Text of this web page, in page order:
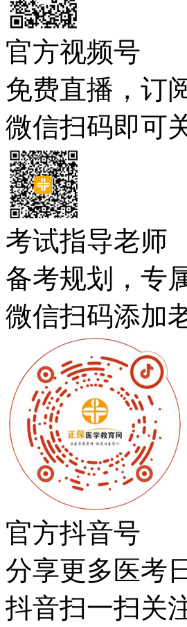
官方视频号
免费直播，订
微信扫码即可
考试指导老师
备考规划，专
微信扫码添加
官方抖音号
分享更多医考
抖音扫一扫关